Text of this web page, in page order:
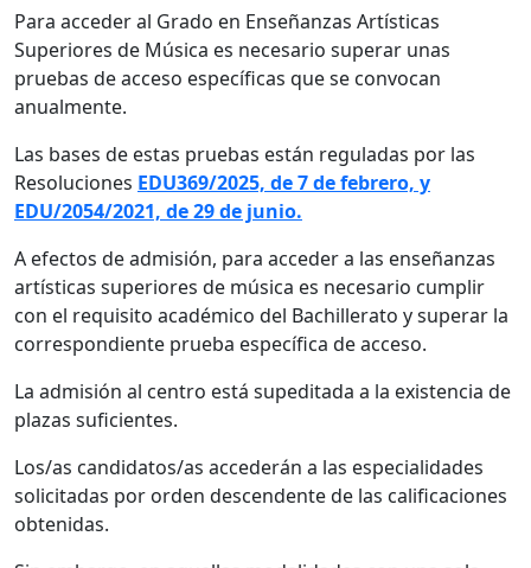
Para acceder al Grado en Enseñanzas Artísticas
Superiores de Música es necesario superar unas
pruebas de acceso específicas que se convocan
anualmente.
Las bases de estas pruebas están reguladas por las
Resoluciones EDU369/2025, de 7 de febrero, y
EDU/2054/2021, de 29 de junio.
A efectos de admisión, para acceder a las enseñanzas
artísticas superiores de música es necesario cumplir
con el requisito académico del Bachillerato y superar la
correspondiente prueba específica de acceso.
La admisión al centro está supeditada a la existencia de
plazas suficientes.
Los/as candidatos/as accederán a las especialidades
solicitadas por orden descendente de las calificaciones
obtenidas.